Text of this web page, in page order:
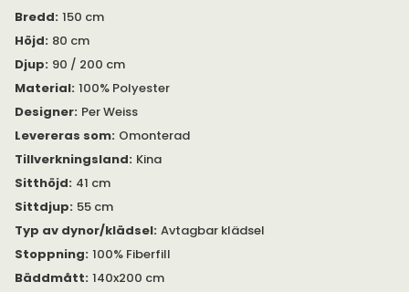
centimeter, med plats för upp till två personer.
Bredd: 150 cm
Höjd: 80 cm
Djup: 90 / 200 cm
Material: 100% Polyester
Designer: Per Weiss
Levereras som: Omonterad
Tillverkningsland: Kina
Sitthöjd: 41 cm
Sittdjup: 55 cm
Typ av dynor/klädsel: Avtagbar klädsel
Stoppning: 100% Fiberfill
Bäddmått: 140x200 cm